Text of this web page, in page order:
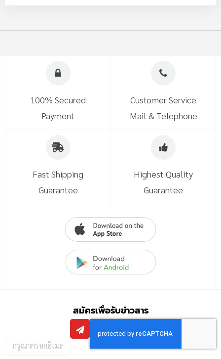
100% Secured
Payment
Customer Service
Mail & Telephone
Fast Shipping
Guarantee
Highest Quality
Guarantee
สมัครเพื่อรับข่าวสาร
กรอก
อีเมล